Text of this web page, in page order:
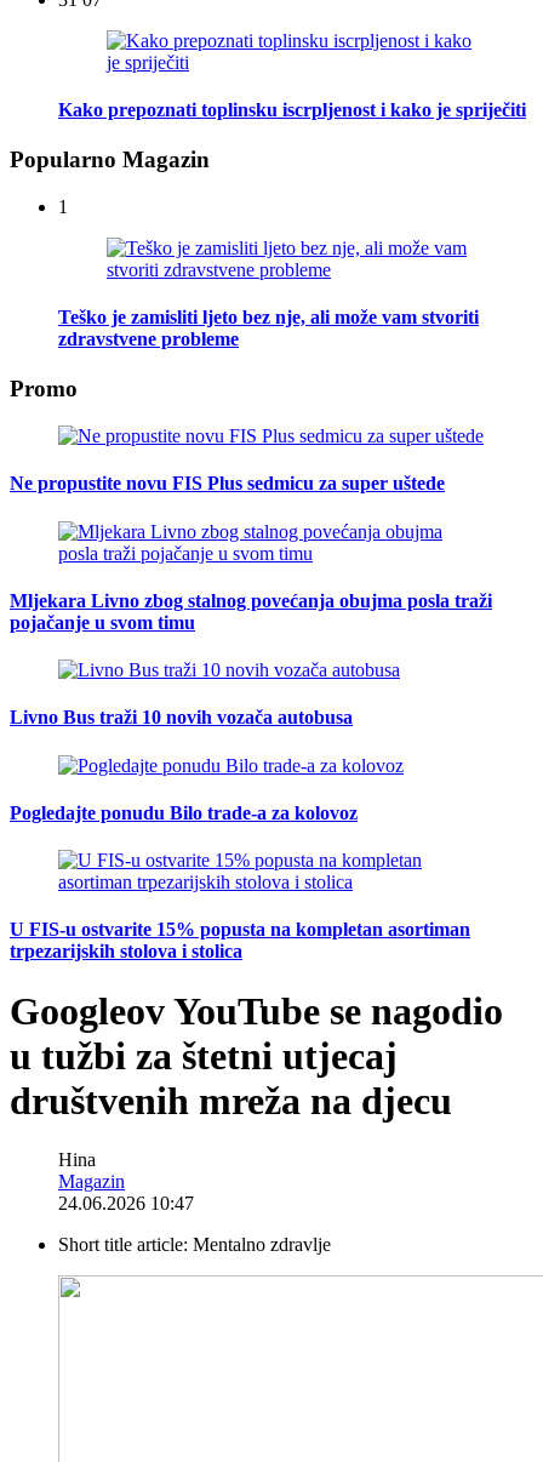
Kako prepoznati toplinsku iscrpljenost i kako je spriječiti
Popularno Magazin
1
Teško je zamisliti ljeto bez nje, ali može vam stvoriti
zdravstvene probleme
Promo
Ne propustite novu FIS Plus sedmicu za super uštede
Mljekara Livno zbog stalnog povećanja obujma posla traži
pojačanje u svom timu
Livno Bus traži 10 novih vozača autobusa
Pogledajte ponudu Bilo trade-a za kolovoz
U FIS-u ostvarite 15% popusta na kompletan asortiman
trpezarijskih stolova i stolica
Googleov YouTube se nagodio
u tužbi za štetni utjecaj
društvenih mreža na djecu
Hina
Magazin
24.06.2026 10:47
Short title article: Mentalno zdravlje